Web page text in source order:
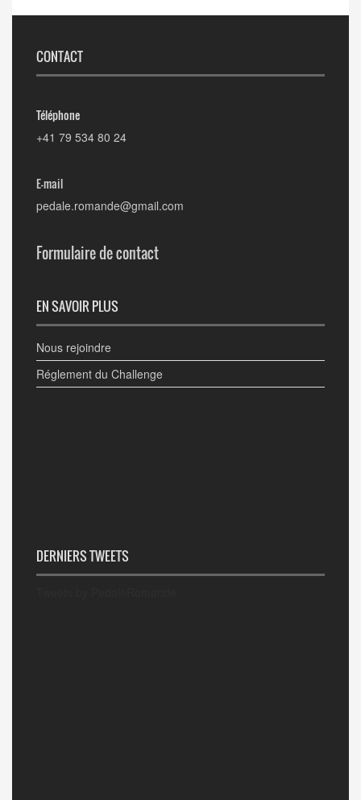
CONTACT
Téléphone
+41 79 534 80 24
E-mail
pedale.romande@gmail.com
Formulaire de contact
EN SAVOIR PLUS
Nous rejoindre
Réglement du Challenge
DERNIERS TWEETS